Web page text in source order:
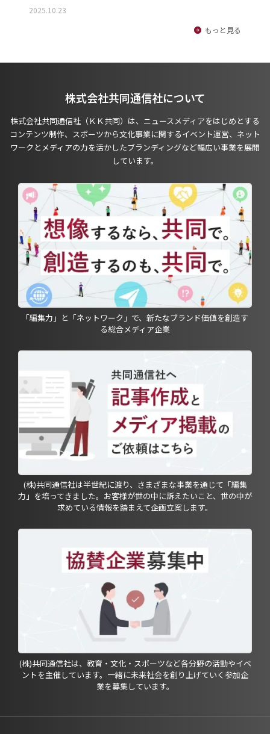
2025.10.23
もっと見る
株式会社共同通信社について
株式会社共同通信社（ＫＫ共同）は、ニュースメディアをはじめとする
コンテンツ制作、スポーツから文化事業に関するイベント運営、ネット
ワークとメディアの力を活かしたブランディングなど幅広い事業を展開
しています。
「編集力」と「ネットワーク」で、新たなブランド価値を創造す
る総合メディア企業
(株)共同通信社は半世紀に渡り、さまざまな事業を通じて「編集
力」を培ってきました。お客様が世の中に訴えたいこと、世の中が
求めている情報を踏まえて企画立案します。
(株)共同通信社は、教育・文化・スポーツなど各分野の活動やイベ
ントを主催しています。一緒に未来社会を創り上げていく参加企
業を募集しています。